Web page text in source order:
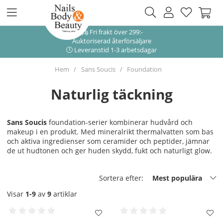
Fri frakt över 299:-
Auktoriserad återförsäljare
Leveranstid 1-3 arbetsdagar
Hem Sans Soucis Foundation
Naturlig täckning
Sans Soucis foundation-serier kombinerar hudvård och
makeup i en produkt. Med mineralrikt thermalvatten som bas
och aktiva ingredienser som ceramider och peptider, jämnar
de ut hudtonen och ger huden skydd, fukt och naturligt glow.
Sortera efter:
Mest populära
Visar 1-9 av 9 artiklar